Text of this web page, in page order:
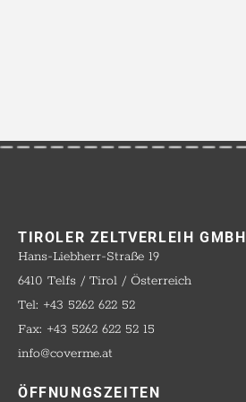
TIROLER ZELTVERLEIH GMBH
Hans-Liebherr-Straße 19
6410 Telfs / Tirol / Österreich
Tel: +43 5262 622 52
Fax: +43 5262 622 52 15
info@coverme.at
ÖFFNUNGSZEITEN